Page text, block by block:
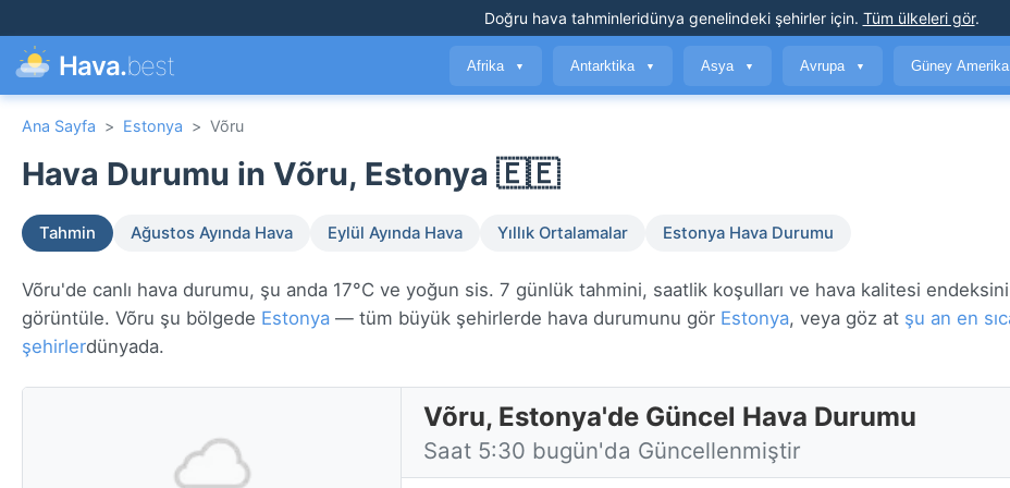
Doğru hava tahminleridünya genelindeki şehirler için. Tüm ülkeleri gör.
Hava.best Afrika ▼ Antarktika ▼ Asya ▼ Avrupa ▼ Güney Amerika
Ana Sayfa > Estonya > Võru
Hava Durumu in Võru, Estonya 🇪🇪
Tahmin Ağustos Ayında Hava Eylül Ayında Hava Yıllık Ortalamalar Estonya Hava Durumu
Võru'de canlı hava durumu, şu anda 17°C ve yoğun sis. 7 günlük tahmini, saatlik koşulları ve hava kalitesi endeksini
görüntüle. Võru şu bölgede Estonya — tüm büyük şehirlerde hava durumunu gör Estonya, veya göz at şu an en
şehirlerdünyada.
Võru, Estonya'de Güncel Hava Durumu
Saat 5:30 bugün'da Güncellenmiştir